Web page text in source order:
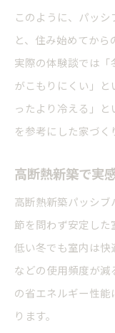
パッシ
新築パ
失敗を防
このように、パッ
と、住み始めてから
実際の体験談では
がこもりにくい」
ったより冷える」
を参考にした家づく
高断熱新築で実
高断熱新築パッシ
節を問わず安定し
低い冬でも室内は
などの使用頻度が減
の省エネルギー性
ります。